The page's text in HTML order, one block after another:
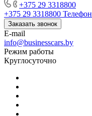
+375 29 3318800
+375 29 3318800 Телефон
Заказать звонок
E-mail
info@businesscars.by
Режим работы
Круглосуточно